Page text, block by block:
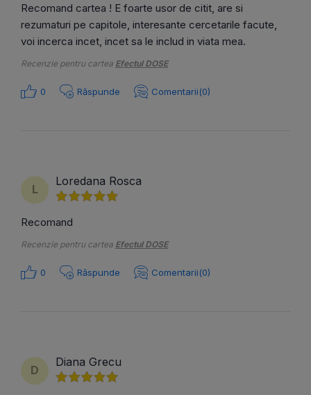
Recomand cartea ! E foarte usor de citit, are si
rezumaturi pe capitole, interesante cercetarile facute,
voi incerca incet, incet sa le includ in viata mea.
Recenzie pentru cartea Efectul DOSE
0 Răspunde Comentarii(0)
L
Loredana Rosca
Recomand
Recenzie pentru cartea Efectul DOSE
0 Răspunde Comentarii(0)
D
Diana Grecu